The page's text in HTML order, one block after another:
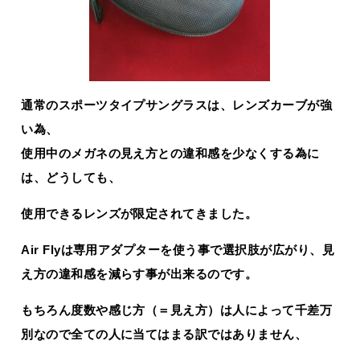
通常のスポーツタイプサングラスは、レンズカーブが強
い為、
使用中のメガネの見え方との違和感を少なくする為に
は、どうしても、
使用できるレンズが限定されてきました。
Air Flyは専用アダプターを使う事で選択肢が広がり、見
え方の違和感を減らす事が出来るのです。
もちろん度数や感じ方（＝見え方）は人によって千差万
別なので全ての人に当てはまる訳ではありません、